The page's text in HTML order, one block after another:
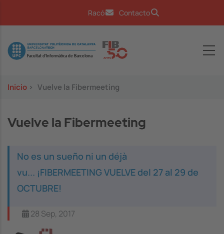
Racó Contacto
Image
Inicio > Vuelve la Fibermeeting
Vuelve la Fibermeeting
No es un sueño ni un déjà
vu... ¡FIBERMEETING VUELVE del 27 al 29 de
OCTUBRE!
28 Sep, 2017